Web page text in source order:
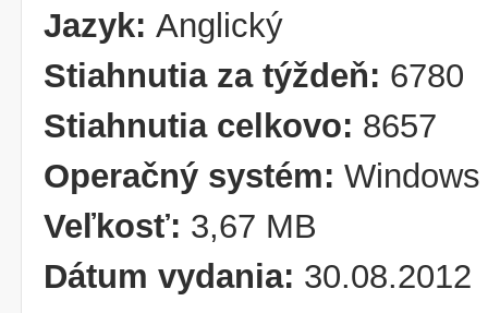
Jazyk: Anglický
Stiahnutia za týždeň: 6780
Stiahnutia celkovo: 8657
Operačný systém:
Veľkosť: 3,67 MB
Dátum vydania: 30.08.2012